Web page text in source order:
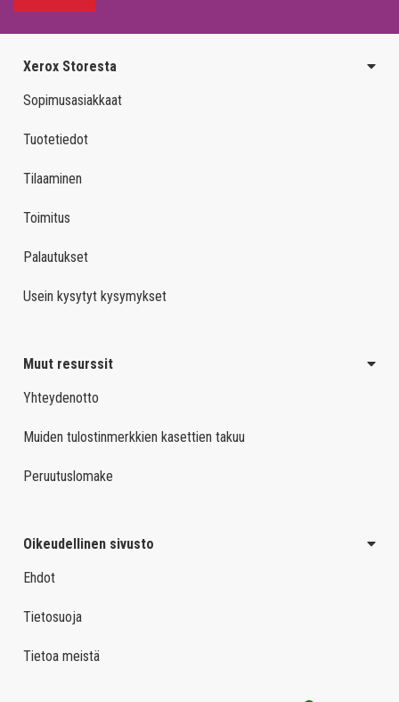
Xerox Storesta
Sopimusasiakkaat
Tuotetiedot
Tilaaminen
Toimitus
Palautukset
Usein kysytyt kysymykset
Muut resurssit
Yhteydenotto
Muiden tulostinmerkkien kasettien takuu
Peruutuslomake
Oikeudellinen sivusto
Ehdot
Tietosuoja
Tietoa meistä